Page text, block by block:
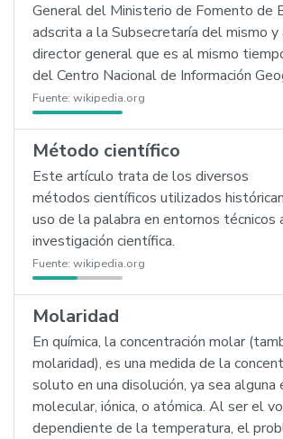
General del Ministerio de Fomento de
adscrita a la Subsecretaría del mismo y
director general que es al mismo
del Centro Nacional de Información
Fuente: wikipedia.org
Método científico
Este artículo trata de los diversos
métodos científicos utilizados
uso de la palabra en entornos técnicos
investigación científica.
Fuente: wikipedia.org
Molaridad
En química, la concentración molar
molaridad), es una medida de la
soluto en una disolución, ya sea alguna
molecular, iónica, o atómica. Al ser el
dependiente de la temperatura, el